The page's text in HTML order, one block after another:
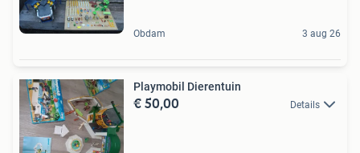
Obdam 3 aug 26
Playmobil Dierentuin
€ 50,00 Details